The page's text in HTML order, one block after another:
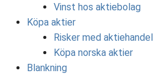
Vinst hos aktiebolag
Köpa aktier
Risker med aktiehandel
Köpa norska aktier
Blankning